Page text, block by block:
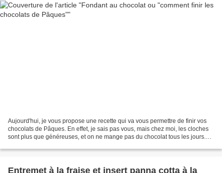
Aujourd'hui, je vous propose une recette qui va vous permettre de finir vos
chocolats de Pâques. En effet, je sais pas vous, mais chez moi, les cloches
sont plus que généreuses, et on ne mange pas du chocolat tous les jours.
Entremet à la fraise et insert panna cotta à la